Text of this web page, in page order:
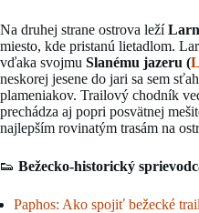
Na druhej strane ostrova leží
miesto, kde pristanú lietadlom.
vďaka svojmu Slanému jazeru (
neskorej jesene do jari sa sem
plameniakov. Trailový chodník
prechádza aj popri posvätnej
najlepším rovinatým trasám na
👟 Bežecko-historický
Paphos: Ako spojiť bežecké